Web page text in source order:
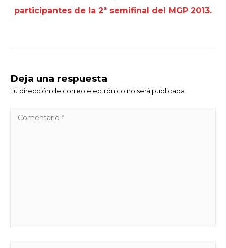
participantes de la 2ª semifinal del MGP 2013.
Deja una respuesta
Tu dirección de correo electrónico no será publicada.